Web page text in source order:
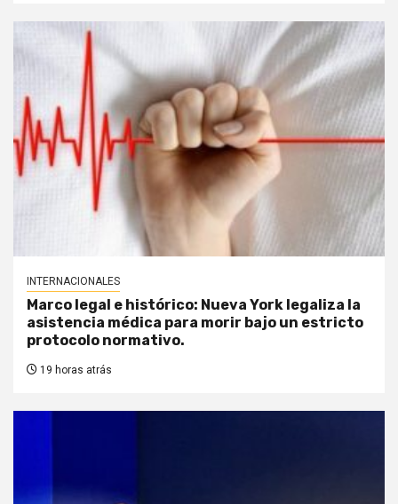
INTERNACIONALES
Marco legal e histórico: Nueva York legaliza la
asistencia médica para morir bajo un estricto
protocolo normativo.
19 horas atrás